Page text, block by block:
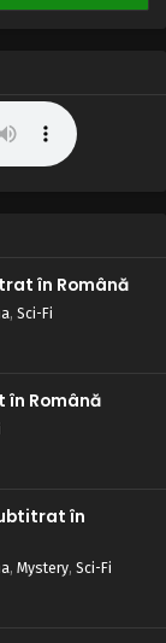
în Română
, Sci-Fi
în Română
în
, Mystery, Sci-Fi